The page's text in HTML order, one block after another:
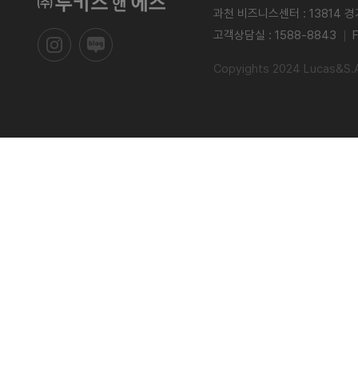
과천 비즈니스센터 : 13814
고객상담실 : 1588-8843
Copyights 2024